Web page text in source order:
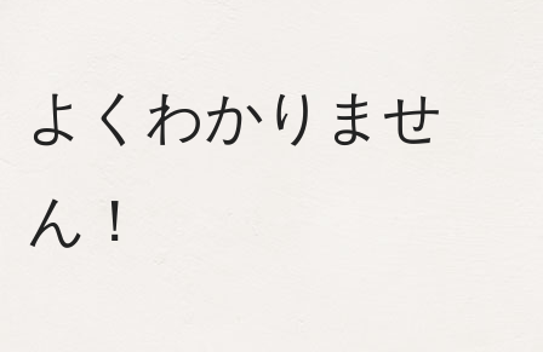
よくわかりませ
ん！